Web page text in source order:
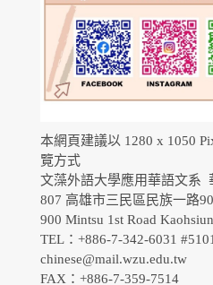
本網頁建議以 1280 x 1050
覽方式
文藻外語大學應用華語文系
807 高雄市三民區民族一路
900 Mintsu 1st Road
TEL：+886-7-342-6031
chinese@mail.wzu.edu.tw
FAX：+886-7-359-7514